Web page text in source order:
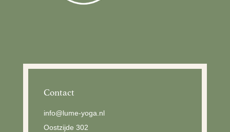
Contact
info@lume-yoga.nl
Oostzijde 302